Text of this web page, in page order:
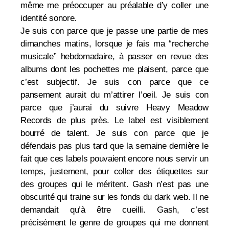
même me préoccuper au préalable d’y coller une
identité sonore.
Je suis con parce que je passe une partie de mes
dimanches matins, lorsque je fais ma “recherche
musicale” hebdomadaire, à passer en revue des
albums dont les pochettes me plaisent, parce que
c’est subjectif. Je suis con parce que ce
pansement aurait du m’attirer l’oeil. Je suis con
parce que j’aurai du suivre Heavy Meadow
Records de plus près. Le label est visiblement
bourré de talent. Je suis con parce que je
défendais pas plus tard que la semaine dernière le
fait que ces labels pouvaient encore nous servir un
temps, justement, pour coller des étiquettes sur
des groupes qui le méritent. Gash n’est pas une
obscurité qui traine sur les fonds du dark web. Il ne
demandait qu’à être cueilli. Gash, c’est
précisément le genre de groupes qui me donnent